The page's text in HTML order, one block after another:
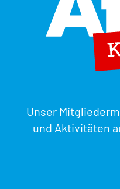
Unser
und Aktivitäten